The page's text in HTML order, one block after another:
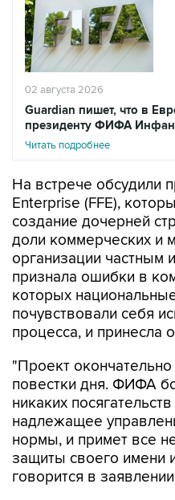
02 августа 2026
Guardian пишет, что в
президенту ФИФА
Читать подробнее
На встрече обсудили
Enterprise (FFE),
создание дочерней
доли коммерческих и
организации
признала ошибки в
которых
почувствовали себя
процесса, и принесла
"Проект
повестки дня. ФИФА
никаких
надлежащее
нормы, и примет все
защиты своего имени
говорится в